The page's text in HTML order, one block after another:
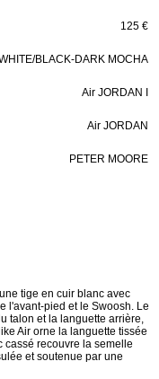
125 €
BLACK-DARK MOCHA
Air JORDAN I
Air JORDAN
PETER MOORE
tige en cuir blanc avec
l'avant-pied et le Swoosh. Le
talon et la languette arrière,
Air orne la languette tissée
recouvre la semelle
et soutenue par une